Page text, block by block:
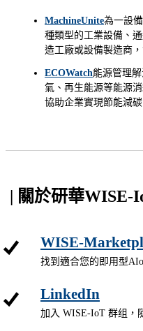
MachineUnite為一設
種類型的工業設備、
造工廠或設備製造商
ECOWatch能源管理
氣、再生能源等能源
協助企業實現節能減碳
| 關於研華WISE-
WISE-
找到適合您的即用型
LinkedIn
加入 WISE-IoT 群组，